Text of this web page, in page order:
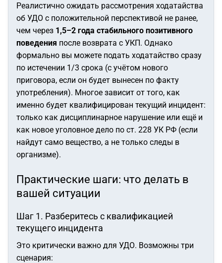
Реалистично ожидать рассмотрения ходатайства
об УДО с положительной перспективой не ранее,
чем через 1,5–2 года стабильного позитивного
поведения после возврата с УКП. Однако
формально вы можете подать ходатайство сразу
по истечении 1/3 срока (с учётом нового
приговора, если он будет вынесен по факту
употребления). Многое зависит от того, как
именно будет квалифицирован текущий инцидент:
только как дисциплинарное нарушение или ещё и
как новое уголовное дело по ст. 228 УК РФ (если
найдут само вещество, а не только следы в
организме).
Практические шаги: что делать в
вашей ситуации
Шаг 1. Разберитесь с квалификацией
текущего инцидента
Это критически важно для УДО. Возможны три
сценария: